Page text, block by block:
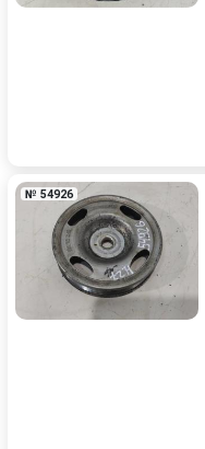
№ 54926